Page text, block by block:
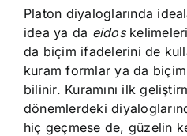
Platon diyaloglarında
idea ya da eidos
da biçim ifadelerini de
kuram formlar ya da
bilinir. Kuramını ilk
dönemlerdeki
hiç geçmese de, güzelin